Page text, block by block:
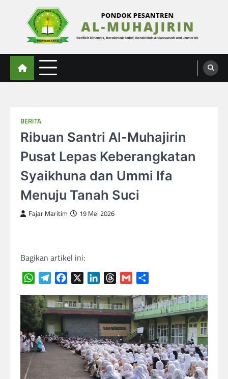
Al-Muhajirin
Berpikir Dinamis – Berakhlak Salaf – Berakidah Ahlussunah wal Jamaah
BERITA
Ribuan Santri Al-Muhajirin
Pusat Lepas Keberangkatan
Syaikhuna dan Ummi Ifa
Menuju Tanah Suci
Fajar Maritim 19 Mei 2026
Bagikan artikel ini:
WhatsAppTelegramFacebook LinkedInThreads
Gmail